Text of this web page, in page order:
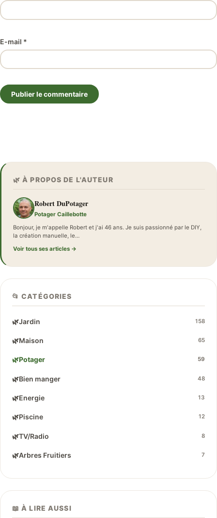
E-mail *
Publier le commentaire
🌿 À PROPOS DE L'AUTEUR
Robert DuPotager
Potager Caillebotte
Bonjour, je m'appelle Robert et j'ai 46 ans. Je suis passionné par le DIY,
la création manuelle, le…
Voir tous ses articles →
📂 CATÉGORIES
🌿Jardin 158
🌿Maison 65
🌿Potager 59
🌿Bien manger 48
🌿Energie 13
🌿Piscine 12
🌿TV/Radio 8
🌿Arbres Fruitiers 7
📖 À LIRE AUSSI